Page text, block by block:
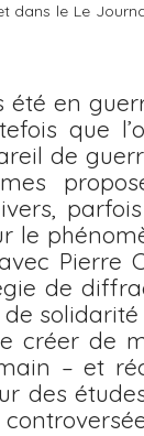
dans le Le
en
que
de
le
Pierre
de
créer de
– et
des